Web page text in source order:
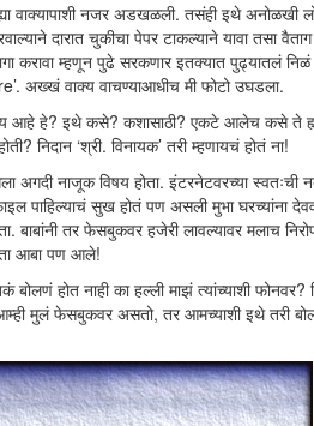
वाक्यापाशी नजर अडखळली. तसंही इथे अनोळखी
दारात चुकीचा पेपर टाकल्याने यावा तसा
करावा म्हणून पुढे सरकणार इतक्यात पुढ्यातलं
अख्खं वाक्य वाचण्याआधीच मी फोटो उघडला.
हे? इथे कसे? कशासाठी? एकटे आलेच कसे ते ह्या
निदान ‘श्री. विनायक’ तरी म्हणायचं होतं ना!
नाजूक विषय होता. इंटरनेटवरच्या स्वतःची
पाहिल्याचं सुख होतं पण असली मुभा घरच्यांना
बाबांनी तर फेसबुकवर हजेरी लावल्यावर मलाच
आबा पण आले!
बोलणं होत नाही का हल्ली माझं त्यांच्याशी
मुलं फेसबुकवर असतो, तर आमच्याशी इथे तरी